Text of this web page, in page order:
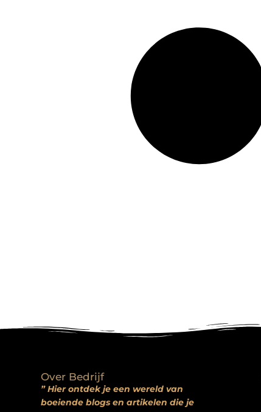
Over Bedrijf
” Hier ontdek je een wereld van
boeiende blogs en artikelen die je